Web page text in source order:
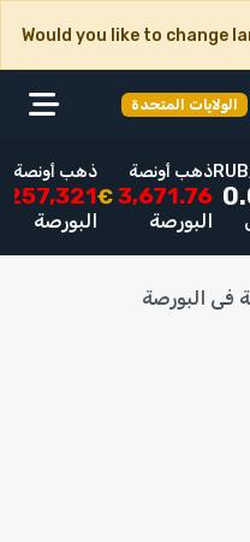
Would you like to change
الولايات المتحدة
ذهب أونصة
3,671.76
€
البورصة
ذهب أونصة
257,321
البورصة
فى البورصة